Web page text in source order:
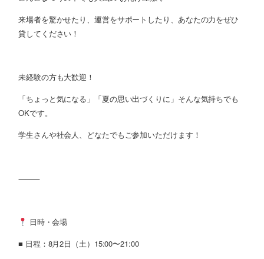
来場者を驚かせたり、運営をサポートしたり、あなたの力をぜひ
貸してください！
未経験の方も大歓迎！
「ちょっと気になる」「夏の思い出づくりに」そんな気持ちでも
OKです。
学生さんや社会人、どなたでもご参加いただけます！
⸻
日時・会場
■ 日程：8月2日（土）15:00〜21:00